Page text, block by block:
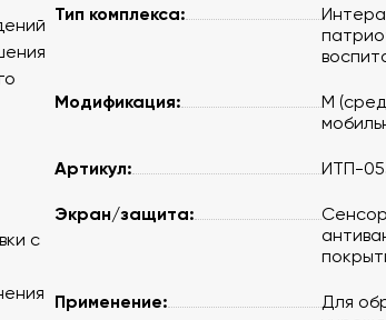
с
Тип комплекса:
Модификация:
M
Артикул: ИТП-
Экран/защита:
Применение:
Для